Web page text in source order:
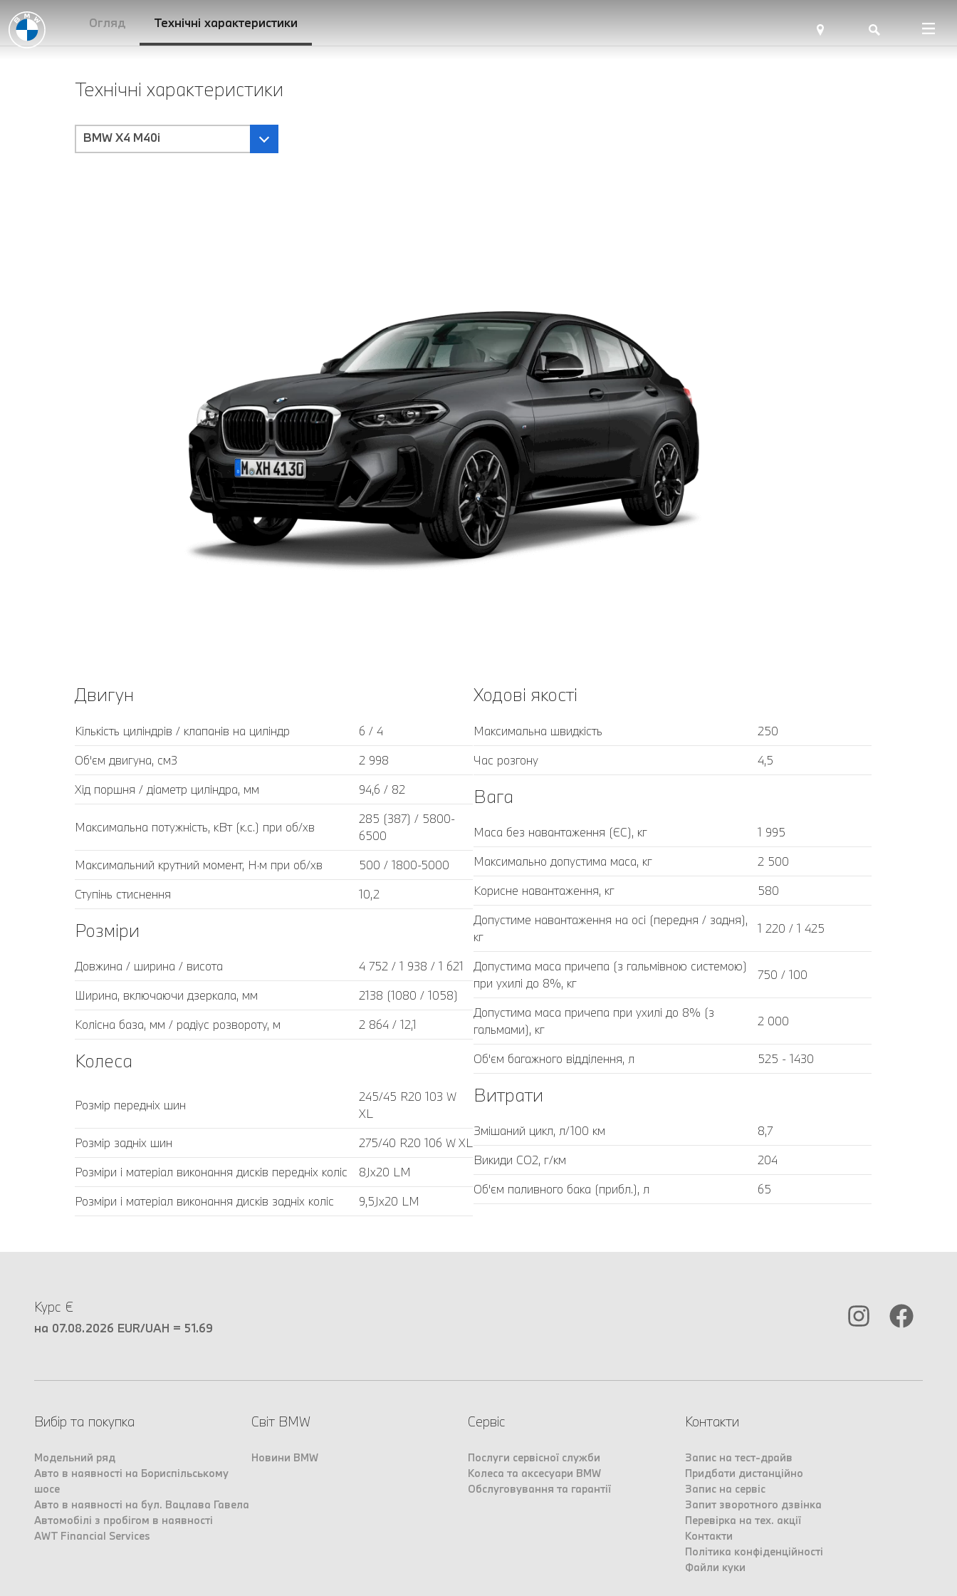
Огляд Технічні характеристики
Технічні характеристики
BMW X4 M40i
Двигун
Кількість циліндрів / клапанів на циліндр
6 / 4
Об'єм двигуна, см3
2 998
Хід поршня / діаметр циліндра, мм
94,6 / 82
Максимальна потужність, кВт (к.с.) при об/хв
285 (387) / 5800-
6500
Максимальний крутний момент, Н·м при об/хв
500 / 1800-5000
Ступінь стиснення
10,2
Розміри
Довжина / ширина / висота
4 752 / 1 938 / 1 621
Ширина, включаючи дзеркала, мм
2138 (1080 / 1058)
Колісна база, мм / радіус розвороту, м
2 864 / 12,1
Колеса
Розмір передніх шин
245/45 R20 103 W
XL
Розмір задніх шин
275/40 R20 106 W XL
Розміри і матеріал виконання дисків передніх коліс
8Jx20 LM
Розміри і матеріал виконання дисків задніх коліс
9,5Jx20 LM
Ходові якості
Максимальна швидкість
250
Час розгону
4,5
Вага
Маса без навантаження (ЄС), кг
1 995
Максимально допустима маса, кг
2 500
Корисне навантаження, кг
580
Допустиме навантаження на осі (передня / задня),
кг
1 220 / 1 425
Допустима маса причепа (з гальмівною системою)
при ухилі до 8%, кг
750 / 100
Допустима маса причепа при ухилі до 8% (з
гальмами), кг
2 000
Об'єм багажного відділення, л 525 - 1430
Витрати
Змішаний цикл, л/100 км
8,7
Викиди CO2, г/км
204
Об'єм паливного бака (прибл.), л
65
Курс €
на 07.08.2026 EUR/UAH = 51.69
Вибір та покупка
Модельний ряд
Авто в наявності на Бориспільському
шосе
Авто в наявності на бул. Вацлава Гавела
Автомобілі з пробігом в наявності
AWT Financial Services
Світ BMW
Новини BMW
Сервіс
Послуги сервісної служби
Колеса та аксесуари BMW
Обслуговування та гарантії
Контакти
Запис на тест-драйв
Придбати дистанційно
Запис на сервіс
Запит зворотного дзвінка
Перевірка на тех. акції
Контакти
Політика конфіденційності
Файли куки